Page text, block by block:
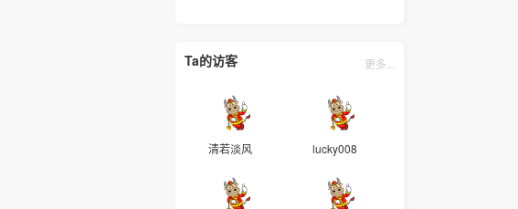
Ta的访客 更多...
清若淡风 lucky008